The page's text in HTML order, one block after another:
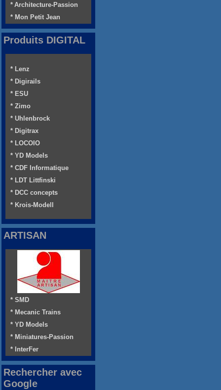
* Architecture-Passion
* Mon Petit Jean
Produits DIGITAL
* Lenz
* Digirails
* ESU
* Zimo
* Uhlenbrock
* Digitrax
* LOCOIO
* YD Models
* CDF Informatique
* LDT Littfinski
* DCC concepts
* Krois-Modell
ARTISAN
* SMD
* Mecanic Trains
* YD Models
* Miniatures-Passion
* InterFer
Rechercher avec
Google